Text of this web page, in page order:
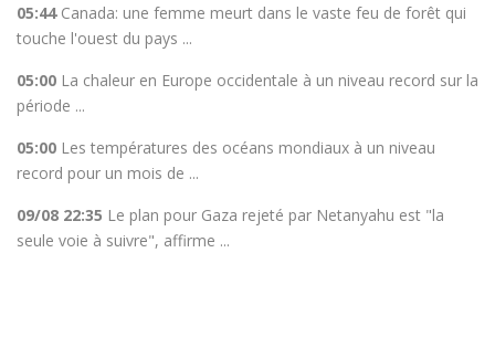
05:44 Canada: une femme meurt dans le vaste feu de forêt qui
touche l'ouest du pays ...
05:00 La chaleur en Europe occidentale à un niveau record sur la
période ...
05:00 Les températures des océans mondiaux à un niveau
record pour un mois de ...
09/08 22:35 Le plan pour Gaza rejeté par Netanyahu est "la
seule voie à suivre", affirme ...